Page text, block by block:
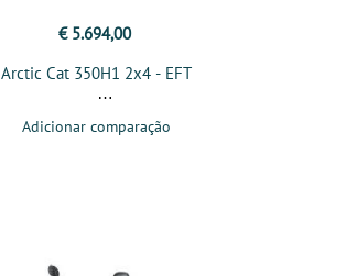
€ 5.694,00
Arctic Cat 350H1 2x4 - EFT
Adicionar comparação